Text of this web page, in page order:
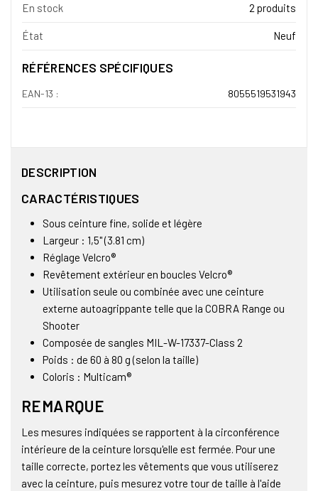
En stock 2 produits
État Neuf
RÉFÉRENCES SPÉCIFIQUES
EAN-13 : 8055519531943
DESCRIPTION
CARACTÉRISTIQUES
Sous ceinture fine, solide et légère
Largeur : 1,5" (3.81 cm)
Réglage Velcro®
Revêtement extérieur en boucles Velcro®
Utilisation seule ou combinée avec une ceinture
externe autoagrippante telle que la COBRA Range ou
Shooter
Composée de sangles MIL-W-17337-Class 2
Poids : de 60 à 80 g (selon la taille)
Coloris : Multicam®
REMARQUE
Les mesures indiquées se rapportent à la circonférence
intérieure de la ceinture lorsqu'elle est fermée. Pour une
taille correcte, portez les vêtements que vous utiliserez
avec la ceinture, puis mesurez votre tour de taille à l'aide